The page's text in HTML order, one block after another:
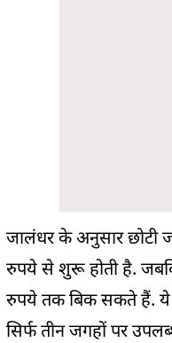
जालंधर के अनुसार छोटी
रुपये से शुरू होती है.
रुपये तक बिक सकते हैं. ये
सिर्फ तीन जगहों पर